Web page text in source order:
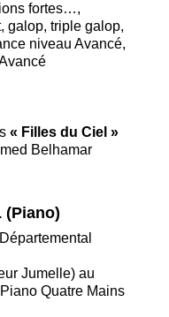
fortes…,
galop, triple galop,
niveau Avancé,
« Filles du Ciel »
Belhamar
(Piano)
Jumelle) au
Quatre Mains